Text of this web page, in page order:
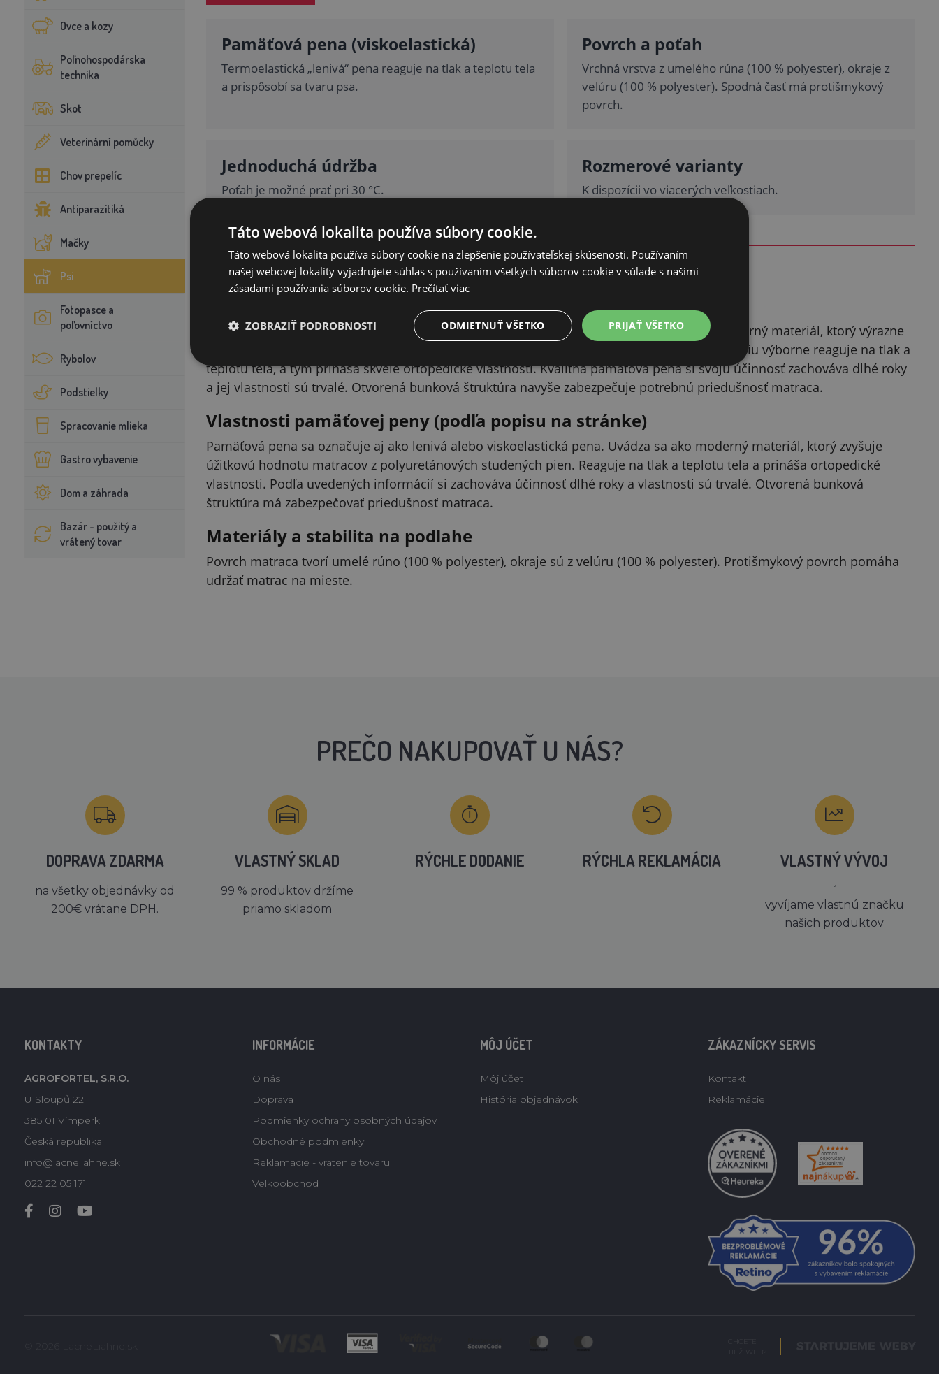
Ovce a kozy
Poľnohospodárska
technika
Skot
Veterinární pomůcky
Chov prepelíc
Antiparazitiká
Mačky
Psi
Fotopasce a
poľovníctvo
Rybolov
Podstielky
Spracovanie mlieka
Gastro vybavenie
Dom a záhrada
Bazár - použitý a
vrátený tovar
Pamäťová pena (viskoelastická)
Termoelastická „lenivá“ pena reaguje na tlak a teplotu tela
a prispôsobí sa tvaru psa.
Povrch a poťah
Vrchná vrstva z umelého rúna (100 % polyester), okraje z
velúru (100 % polyester). Spodná časť má protišmykový
povrch.
Jednoduchá údržba
Poťah je možné prať pri 30 °C.
Rozmerové varianty
K dispozícii vo viacerých veľkostiach.
Skryť
Pamäťová pena (označovaná aj ako lenivá alebo viskoelastická pena) je relatívne nový, moderný materiál, ktorý výrazne
zvyšuje úžitkovú hodnotu matracov z polyuretánových studených pien. Vďaka svojmu zloženiu výborne reaguje na tlak a
teplotu tela, a tým prináša skvelé ortopedické vlastnosti. Kvalitná pamäťová pena si svoju účinnosť zachováva dlhé roky
a jej vlastnosti sú trvalé. Otvorená bunková štruktúra navyše zabezpečuje potrebnú priedušnosť matraca.
Vlastnosti pamäťovej peny (podľa popisu na stránke)
Pamäťová pena sa označuje aj ako lenivá alebo viskoelastická pena. Uvádza sa ako moderný materiál, ktorý zvyšuje
úžitkovú hodnotu matracov z polyuretánových studených pien. Reaguje na tlak a teplotu tela a prináša ortopedické
vlastnosti. Podľa uvedených informácií si zachováva účinnosť dlhé roky a vlastnosti sú trvalé. Otvorená bunková
štruktúra má zabezpečovať priedušnosť matraca.
Materiály a stabilita na podlahe
Povrch matraca tvorí umelé rúno (100 % polyester), okraje sú z velúru (100 % polyester). Protišmykový povrch pomáha
udržať matrac na mieste.
PREČO NAKUPOVAŤ U NÁS?
DOPRAVA ZDARMA
na všetky objednávky od
200€ vrátane DPH.
VLASTNÝ SKLAD
99 % produktov držíme
priamo skladom
RÝCHLE DODANIE RÝCHLA REKLAMÁCIA VLASTNÝ VÝVOJ
´
vyvíjame vlastnú značku
našich produktov
KONTAKTY
AGROFORTEL, S.R.O.
U Sloupů 22
385 01 Vimperk
Česká republika
info@lacneliahne.sk
022 22 05 171
INFORMÁCIE
O nás
Doprava
Podmienky ochrany osobných údajov
Obchodné podmienky
Reklamacie - vratenie tovaru
Velkoobchod
MÔJ ÚČET
Môj účet
História objednávok
ZÁKAZNÍCKY SERVIS
Kontakt
Reklamácie
Táto webová lokalita používa súbory cookie.
Táto webová lokalita používa súbory cookie na zlepšenie používateľskej skúsenosti. Používaním
našej webovej lokality vyjadrujete súhlas s používaním všetkých súborov cookie v súlade s našimi
zásadami používania súborov cookie. Prečítať viac
PRIJAŤ VŠETKO
ODMIETNUŤ VŠETKO
ZOBRAZIŤ PODROBNOSTI